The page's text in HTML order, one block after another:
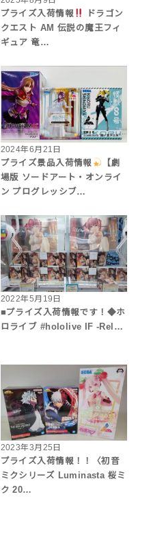
プライズ入荷情報
ドラゴン
クエスト AM 伝説の魔王フィ
ギュア 竜…
2024年6月21日
プライズ景品入荷情報
【劇
場版 ソードアート・オンライ
ン プログレッシブ…
2022年5月19日
■プライズ入荷情報です！◆ホ
ロライブ #hololive IF -Rel…
2023年3月25日
プライズ入荷情報！！〈初音
ミクシリーズ Luminasta 桜ミ
ク 20…